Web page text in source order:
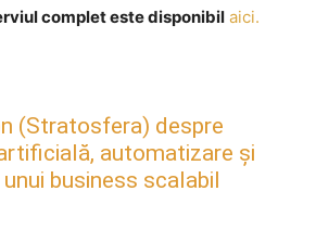
complet este disponibil aici.
(Stratosfera) despre
automatizare și
business scalabil